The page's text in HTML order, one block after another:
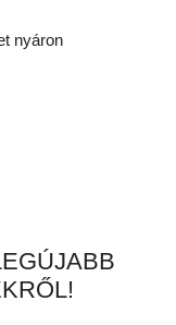
nyáron